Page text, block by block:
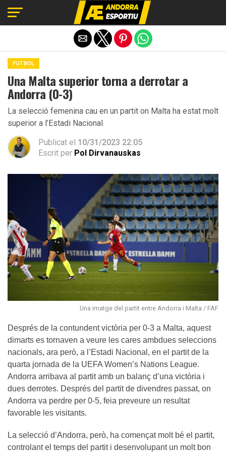
FUTBOL
Una Malta superior torna a derrotar a
Andorra (0-3)
La selecció femenina cau en un partit on Malta ha estat molt
superior a l’Estadi Nacional
Publicat el 10/31/2023 22:05
Escrit per Pol Dirvanauskas
Una imatge del partit entre Andorra i Malta / FAF
Després de la contundent victòria per 0-3 a Malta, aquest
dimarts es tornaven a veure les cares ambdues seleccions
nacionals, ara però, a l’Estadi Nacional, en el partit de la
quarta jornada de la UEFA Women’s Nations League.
Andorra arribava al partit amb un balanç d’una victòria i
dues derrotes. Després del partit de divendres passat, on
Andorra va perdre per 0-5, feia preveure un resultat
favorable les visitants.
La selecció d’Andorra, però, ha començat molt bé el partit,
controlant el temps del partit i desenvolupant un molt bon
Exit mobile version